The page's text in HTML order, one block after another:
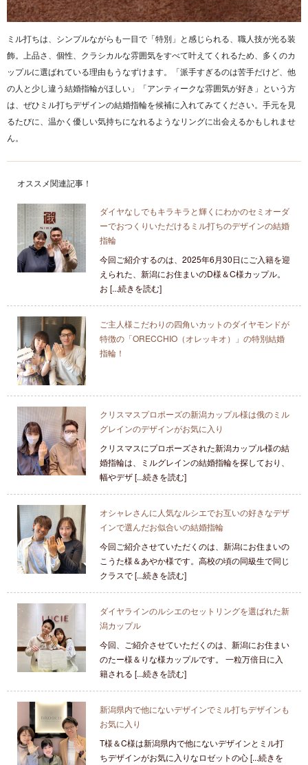
ミル打ちは、シンプルながらも一目で「特別」と感じられる、職人技が光る装
飾。上品さ、個性、クラシカルな雰囲気をすべて叶えてくれるため、多くのカ
ップルに選ばれている理由もうなずけます。「派手すぎるのは苦手だけど、他
の人と少し違う結婚指輪がほしい」「アンティークな雰囲気が好き」という方
は、ぜひミル打ちデザインの結婚指輪を候補に入れてみてください。手元を見
るたびに、温かく優しい気持ちになれるようなリングに出会えるかもしれませ
ん。
オススメ関連記事！
ダイヤなしでもキラキラと輝くにわかのセミオーダ
ーでおつくりいただけるミル打ちのデザインの結婚
指輪
今回ご紹介するのは、2025年6月30日にご入籍を迎
えられた、新潟にお住まいのD様＆C様カップル。
お [...続きを読む]
ご主人様こだわりの四角いカットのダイヤモンドが
特徴の「ORECCHIO（オレッキオ）」の特別結婚
指輪！
クリスマスプロポーズの新潟カップル様は俄のミル
グレインのデザインがお気に入り
クリスマスにプロポーズされた新潟カップル様の結
婚指輪は、ミルグレインの結婚指輪を探しており、
幅やデザ [...続きを読む]
オシャレさんに人気なルシエでお互いの好きなデザ
インで選んだお似合いの結婚指輪
今回ご紹介させていただくのは、新潟にお住まいの
こうた様＆あやか様です。高校の頃の同級生で同じ
クラスで [...続きを読む]
ダイヤラインのルシエのセットリングを選ばれた新
潟カップル
今回、ご紹介させていただくのは、新潟にお住まい
のたー様＆りな様カップルです。 一粒万倍日に入
籍される [...続きを読む]
新潟県内で他にないデザインでミル打ちデザインも
お気に入り
T様＆C様は新潟県内で他にないデザインとミル打
ちデザインがお気に入りなロゼットの心 [...続きを